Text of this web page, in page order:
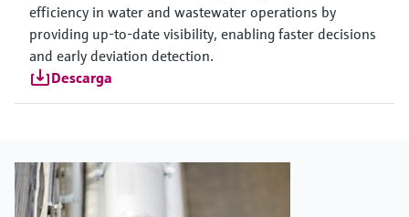
efficiency in water and wastewater operations by
providing up-to-date visibility, enabling faster decisions
and early deviation detection.
Descarga